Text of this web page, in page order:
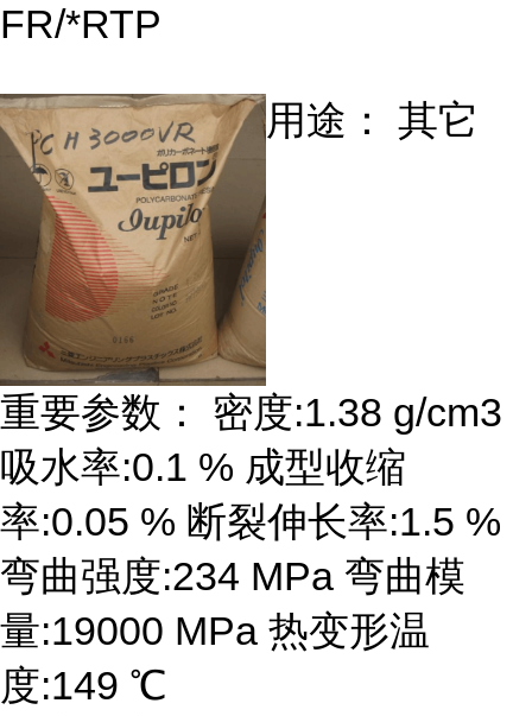
FR/*RTP
用途： 其它
重要参数： 密度:1.38 g/cm3
吸水率:0.1 % 成型收缩
率:0.05 % 断裂伸长率:1.5 %
弯曲强度:234 MPa 弯曲模
量:19000 MPa 热变形温
度:149 ℃